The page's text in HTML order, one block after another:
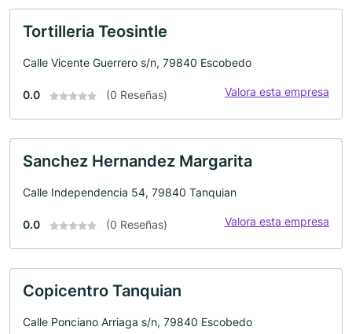
Tortilleria Teosintle
Calle Vicente Guerrero s/n, 79840 Escobedo
0.0 (0 Reseñas) Valora esta empresa
Sanchez Hernandez Margarita
Calle Independencia 54, 79840 Tanquian
0.0 (0 Reseñas) Valora esta empresa
Copicentro Tanquian
Calle Ponciano Arriaga s/n, 79840 Escobedo